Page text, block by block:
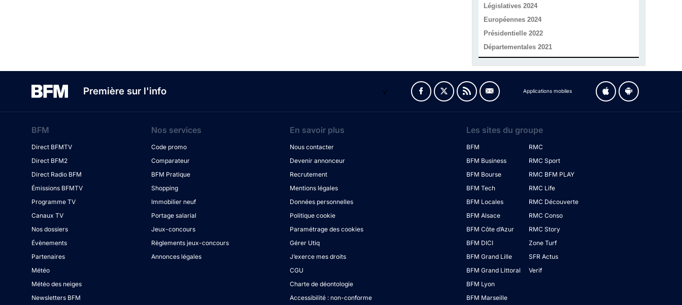
Législatives 2024
Européennes 2024
Présidentielle 2022
Départementales 2021
Première sur l'info v Applications mobiles
BFM
Direct BFMTV
Direct BFM2
Direct Radio BFM
Émissions BFMTV
Programme TV
Canaux TV
Nos dossiers
Évènements
Partenaires
Météo
Météo des neiges
Newsletters BFM
Nos services
Code promo
Comparateur
BFM Pratique
Shopping
Immobilier neuf
Portage salarial
Jeux-concours
Règlements jeux-concours
Annonces légales
En savoir plus
Nous contacter
Devenir annonceur
Recrutement
Mentions légales
Données personnelles
Politique cookie
Paramétrage des cookies
Gérer Utiq
J’exerce mes droits
CGU
Charte de déontologie
Accessibilité : non-conforme
Les sites du groupe
BFM
BFM Business
BFM Bourse
BFM Tech
BFM Locales
BFM Alsace
BFM Côte d’Azur
BFM DICI
BFM Grand Lille
BFM Grand Littoral
BFM Lyon
BFM Marseille
RMC
RMC Sport
RMC BFM PLAY
RMC Life
RMC Découverte
RMC Conso
RMC Story
Zone Turf
SFR Actus
Verif